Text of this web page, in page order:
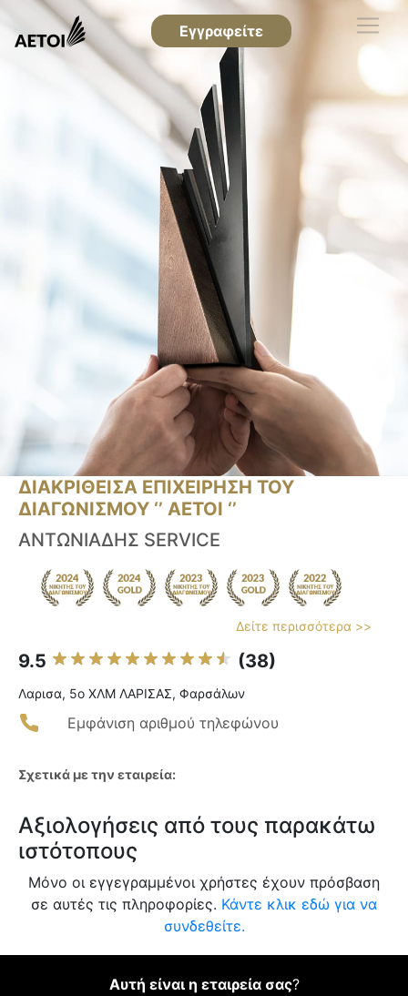
Εγγραφείτε
ΔΙΑΚΡΙΘΕΙΣΑ ΕΠΙΧΕΙΡΗΣΗ ΤΟΥ
ΔΙΑΓΩΝΙΣΜΟΥ ‘’ ΑΕΤΟΙ ‘’
ΑΝΤΩΝΙΑΔΗΣ SERVICE
Δείτε περισσότερα >>
9.5 (38)
Λαρισα, 5ο ΧΛΜ ΛΑΡΙΣΑΣ, Φαρσάλων
Εμφάνιση αριθμού τηλεφώνου
Σχετικά με την εταιρεία:
Αξιολογήσεις από τους παρακάτω
ιστότοπους
Μόνο οι εγγεγραμμένοι χρήστες έχουν πρόσβαση
σε αυτές τις πληροφορίες. Κάντε κλικ εδώ για να
συνδεθείτε.
Αυτή είναι η εταιρεία σας?